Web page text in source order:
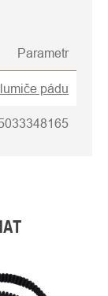
Parametr
pádu